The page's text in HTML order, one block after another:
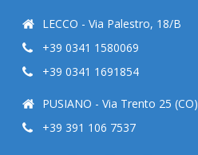
LECCO - Via Palestro, 18/B
+39 0341 1580069
+39 0341 1691854
PUSIANO - Via Trento 25 (CO)
+39 391 106 7537